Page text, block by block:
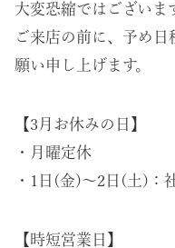
大変恐縮ではございま
ご来店の前に、予め
願い申し上げます。
【3月お休みの日】
・月曜定休
・1日(金)～2日(土)：
【時短営業日】